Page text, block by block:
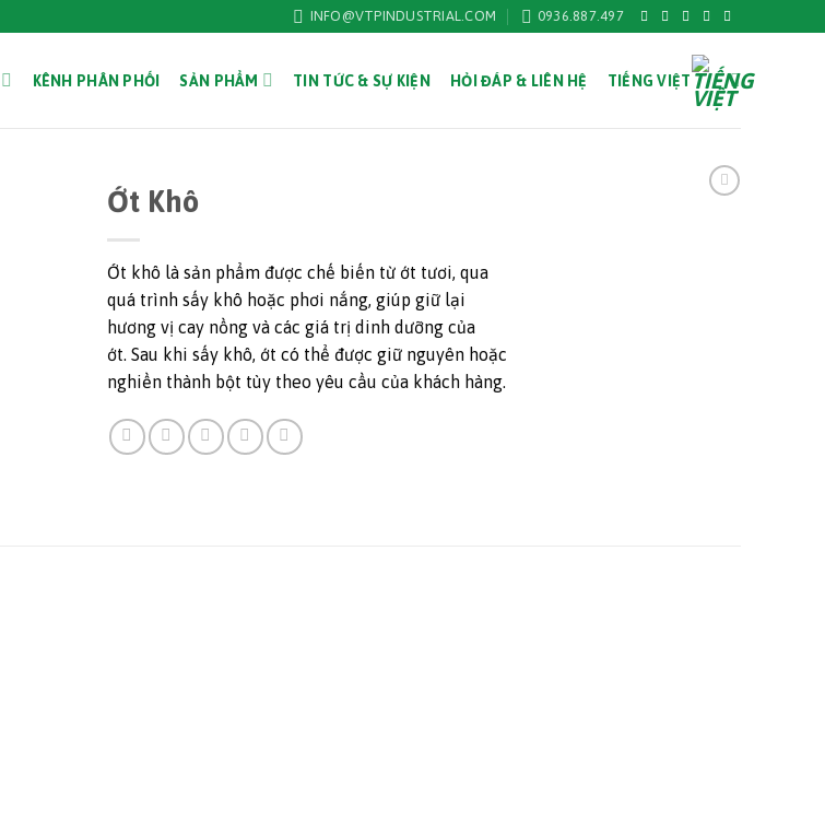
INFO@VTPINDUSTRIAL.COM 0936.887.497
KÊNH PHÂN PHỐI SẢN PHẨM TIN TỨC & SỰ KIỆN HỎI ĐÁP & LIÊN HỆ TIẾNG VIỆT
Ớt Khô
Ớt khô là sản phẩm được chế biến từ ớt tươi, qua
quá trình sấy khô hoặc phơi nắng, giúp giữ lại
hương vị cay nồng và các giá trị dinh dưỡng của
ớt. Sau khi sấy khô, ớt có thể được giữ nguyên hoặc
nghiền thành bột tùy theo yêu cầu của khách hàng.